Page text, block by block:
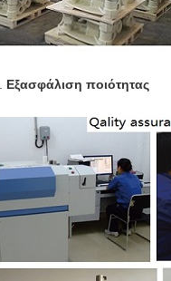
Εξασφάλιση ποιότητας